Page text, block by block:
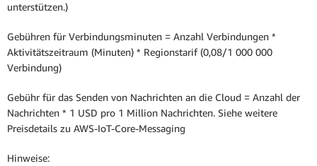
unterstützen.)
Gebühren für Verbindungsminuten = Anzahl Verbindungen *
Aktivitätszeitraum (Minuten) * Regionstarif (0,08/1 000 000
Verbindung)
Gebühr für das Senden von Nachrichten an die Cloud = Anzahl der
Nachrichten * 1 USD pro 1 Million Nachrichten. Siehe weitere
Preisdetails zu AWS-IoT-Core-Messaging
Hinweise: